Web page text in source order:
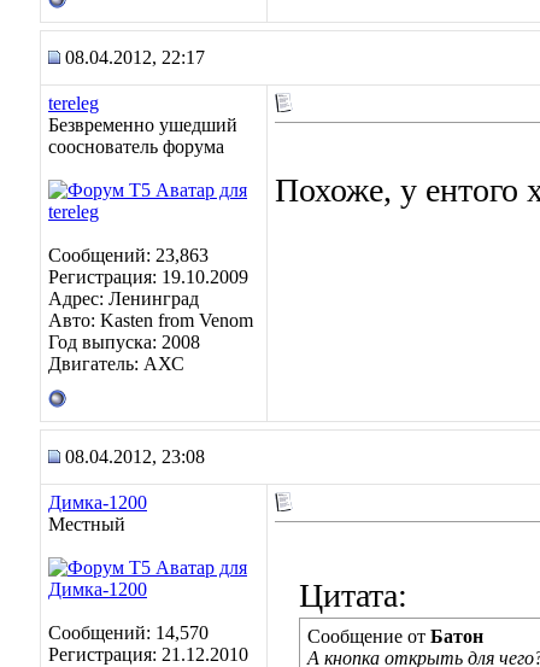
08.04.2012, 22:17
tereleg
Безвременно ушедший
сооснователь форума
Сообщений: 23,863
Регистрация: 19.10.2009
Адрес: Ленинград
Авто: Kasten from Venom
Год выпуска: 2008
Двигатель: АХС
Похоже, у ентого
08.04.2012, 23:08
Димка-1200
Местный
Сообщений: 14,570
Регистрация: 21.12.2010
Цитата:
Сообщение от Батон
А кнопка открыть для